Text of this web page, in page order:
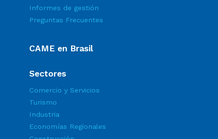
Informes de gestión
Preguntas Frecuentes
CAME en Brasil
Sectores
Comercio y Servicios
Turismo
Industria
Economías Regionales